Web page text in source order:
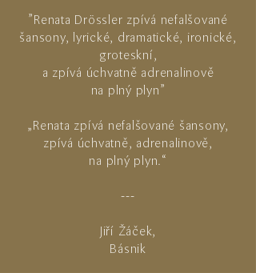
"Renata Drössler zpívá nefalšované
šansony, lyrické, dramatické, ironické,
groteskní,
a zpívá úchvatně adrenalinově
na plný plyn"
„Renata zpívá nefalšované šansony,
zpívá úchvatně, adrenalinově,
na plný plyn.“
---
Jiří Žáček,
Básnik